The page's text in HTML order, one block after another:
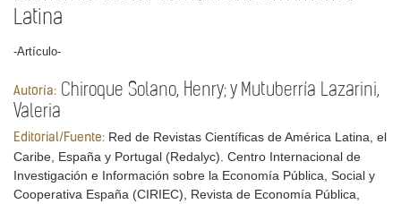
Latina
-Artículo-
Autoría: Chiroque Solano, Henry; y Mutuberría Lazarini,
Valeria
Editorial/Fuente: Red de Revistas Científicas de América Latina, el
Caribe, España y Portugal (Redalyc). Centro Internacional de
Investigación e Información sobre la Economía Pública, Social y
Cooperativa España (CIRIEC), Revista de Economía Pública,